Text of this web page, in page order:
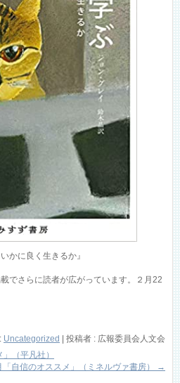
かに良く生きるか』
でさらに読者が広がっています。２月22
Uncategorized
投稿者 : 広報委員会人文会
（平凡社）
「自信のオススメ」（ミネルヴァ書房）
→